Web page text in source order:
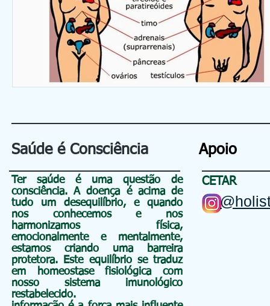
Saúde é Consciência Apoio
Ter saúde é uma questão de
consciência. A doença é acima de
tudo um desequilíbrio, e quando
nos conhecemos e nos
harmonizamos física,
emocionalmente e mentalmente,
estamos criando uma barreira
protetora. Este equilíbrio se traduz
em homeostase fisiológica com
nosso sistema imunológico
restabelecido.
CETAR